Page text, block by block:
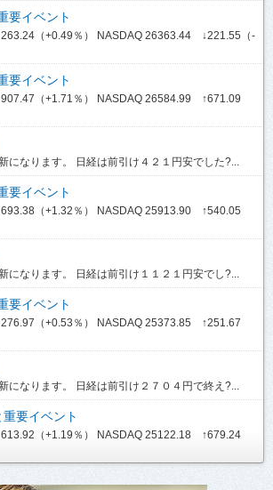
要イベント
（+0.49％） NASDAQ 26363.44 ↓221.55（-
要イベント
（+1.71％） NASDAQ 26584.99 ↑671.09
になります。 日経は前引け４２１円安でした?...
要イベント
（+1.32％） NASDAQ 25913.90 ↑540.05
になります。 日経は前引け１１２１円安でし?...
要イベント
（+0.53％） NASDAQ 25373.85 ↑251.67
になります。 日経は前引け２７０４円で終え?...
要イベント
（+1.19％） NASDAQ 25122.18 ↑679.24